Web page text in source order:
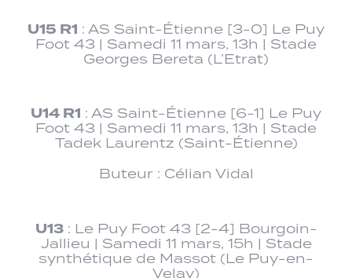
U15 R1 : AS Saint-Étienne [3-0] Le Puy
Foot 43 | Samedi 11 mars, 13h | Stade
Georges Bereta (L’Etrat)
U14 R1 : AS Saint-Étienne [6-1] Le Puy
Foot 43 | Samedi 11 mars, 13h | Stade
Tadek Laurentz (Saint-Étienne)
Buteur : Célian Vidal
U13: Le Puy Foot 43 [2-4] Bourgoin-
Jallieu | Samedi 11 mars, 15h | Stade
synthétique de Massot (Le Puy-en-
Velay)